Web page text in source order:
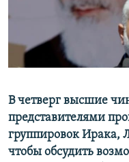
ПОБЕДИТЕЛЕЙ НЕ СУДЯТ?
КРЫМ.НЕПОКОРЕННЫЙ
ПРИСОЕДИНЯЙТЕСЬ!
Все сайты RFE/RL
В четверг высшие
представителями
группировок Ирака,
чтобы обсудить